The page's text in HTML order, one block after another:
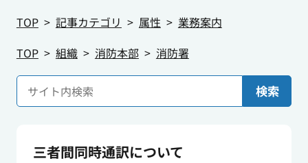
TOP
記事カテゴリ 属性
業務案内
TOP
組織 消防本部 消防署
検索
三者間同時通訳について